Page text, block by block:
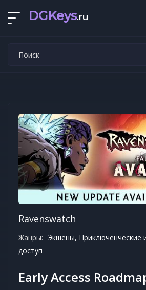
DGKeys.ru
Ravenswatch
Жанры: Экшены, Приключенческие
доступ
Early Access